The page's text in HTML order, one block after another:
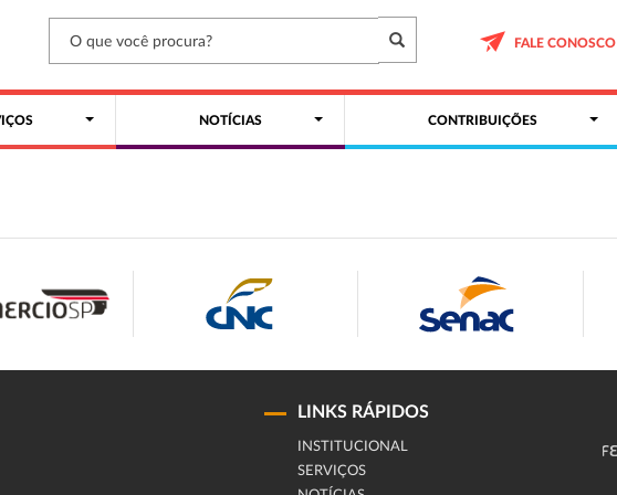
FALE CONOSCO
NOTÍCIAS CONTRIBUIÇÕES
LINKS RÁPIDOS
INSTITUCIONAL
SERVIÇOS